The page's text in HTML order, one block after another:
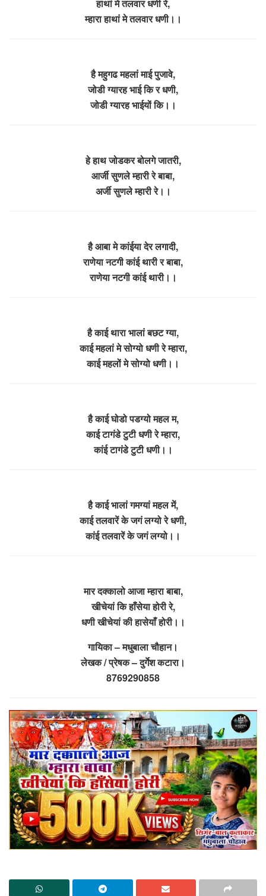
हाथां मे तलवार धणी रे,
म्हारा हाथां मे तलवार धणी।।
है महुगढ महलां माई पुजावे,
जोडी ग्यारह भाई कि र धणी,
जोडी ग्यारह भाईयों कि।।
हे हाथ जोडकर बोलगे जातरी,
आर्जी सुणले म्हारी रे बाबा,
अर्जी सुणले म्हारी रे।।
है आबा मे कांईया देर लगादी,
राणेया नटगी कांई थारी र बाबा,
राणेया नटगी कांई थारी।।
है काई थारा भालां बछट ग्या,
काई महलां मे सोग्यो धणी रे म्हारा,
काई महलों मे सोग्यो धणी।।
है काई घोडो पडग्यो महल म,
काई टागंडे टुटी धणी रे म्हारा,
कांई टागंडे टुटी धणी।।
है काई भालां गमग्यां महल में,
काई तलवारें के जगं लग्यो रे धणी,
कांई तलवारें के जगं लग्यो।।
मार दक्कालो आजा म्हारा बाबा,
खीचेयां कि हाँसेया होरी रे,
धणी खीचेयां की हासेयाँ होरी।।
गायिका – मधुबाला चौहान।
लेखक / प्रेषक – दुर्गेश कटारा।
8769290858